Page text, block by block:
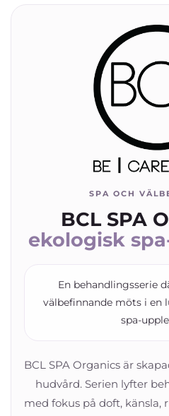
SPA OCH
BCL SPA
ekologisk
En behandlingsserie
välbefinnande möts i en
spa-
BCL SPA Organics är
hudvård. Serien lyfter
med fokus på doft,